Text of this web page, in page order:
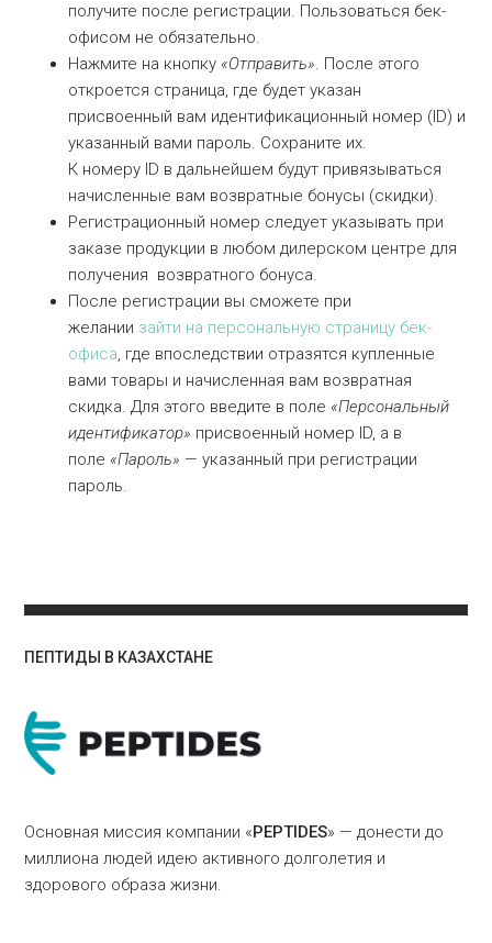
получите после регистрации. Пользоваться бек-
офисом не обязательно.
Нажмите на кнопку «Отправить». После этого
откроется страница, где будет указан
присвоенный вам идентификационный номер (ID) и
указанный вами пароль. Сохраните их.
К номеру ID в дальнейшем будут привязываться
начисленные вам возвратные бонусы (скидки).
Регистрационный номер следует указывать при
заказе продукции в любом дилерском центре для
получения возвратного бонуса.
После регистрации вы сможете при
желании зайти на персональную страницу бек-
офиса, где впоследствии отразятся купленные
вами товары и начисленная вам возвратная
скидка. Для этого введите в поле «Персональный
идентификатор» присвоенный номер ID, а в
поле «Пароль» — указанный при регистрации
пароль.
ПЕПТИДЫ В КАЗАХСТАНЕ
Основная миссия компании «PEPTIDES» — донести до
миллиона людей идею активного долголетия и
здорового образа жизни.